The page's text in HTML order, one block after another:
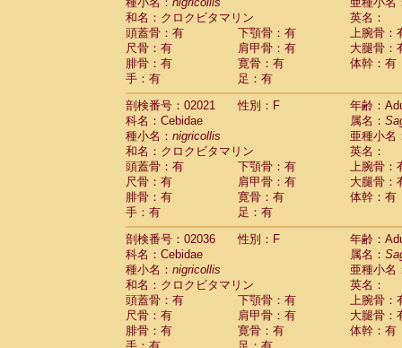
Cercopithecidae Papio hamadryas(1)
CercopithecidaePapio papio
CercopithecidaePapio
CercopithecidaeMandrillus
CercopithecidaeMandrillus sphinx
CercopithecidaeTheropithecus
CercopithecidaeMacaca arctoides(3)
Cercopithecidae Macaca assamensis
Cercopithecidae
Macaca
CercopithecidaeMacaca cyclopis (17)
CercopithecidaeMacaca fascicularis
CercopithecidaeMacaca fuscaca
CercopithecidaeMacaca fuscata
CercopithecidaeMacaca fuscata
CercopithecidaeMacaca maura(3)
Cercopithecidae Macaca mulatta(56)
Cercopithecidae Macaca nemestrina(3)
Cercopithecidae Macaca nigra(0)
CercopithecidaeMacaca radiata(27)
CercopithecidaeMacaca silenus(0)
CercopithecidaeMacaca sinica (1)
和名：クロクビタマリン
英名：
頭蓋骨：有
下顎骨：有
上腕骨：
尺骨：有
肩甲骨：有
大腿骨：
腓骨：有
寛骨：有
体幹：有
手：有
足：有
剖検番号：02021
性別：F
年齢：
科名：Cebidae
属名：
種小名： nigricollis
亜種小名
和名：クロクビタマリン
英名：
頭蓋骨：有
下顎骨：有
上腕骨：
尺骨：有
肩甲骨：有
大腿骨：
腓骨：有
寛骨：有
体幹：有
手：有
足：有
剖検番号：02036
性別：F
年齢：
科名：Cebidae
属名：
種小名： nigricollis
亜種小名
和名：クロクビタマリン
英名：
頭蓋骨：有
下顎骨：有
上腕骨：
尺骨：有
肩甲骨：有
大腿骨：
腓骨：有
寛骨：有
体幹：有